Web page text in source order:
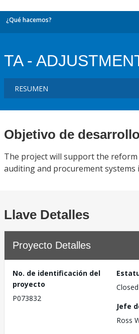
¿Qué hacemos?
TA -
Objetivo de desarrollo
The project will support the
auditing and procurement systems
Llave Detalles
Proyecto Detalles
No. de identificación del
proyecto
P073832
Closed
Jefe
Ross